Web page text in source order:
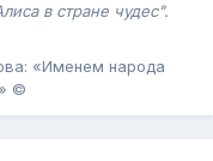
в стране чудес".
«Именем народа
©